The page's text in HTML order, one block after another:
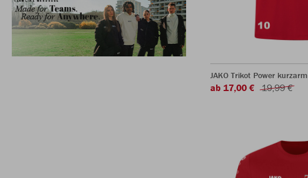
JAKO Trikot Power kurzarm
ab 17,00 € 19,99 €